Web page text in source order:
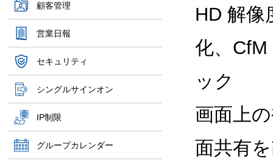
顧客管理
営業日報
セキュリティ
シングルサインオン
IP制限
グループカレンダー
HD 解
化、
ック
画面上
面共有